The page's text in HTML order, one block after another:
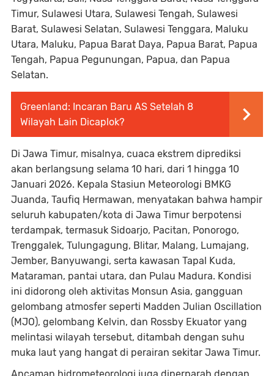
Timur, Sulawesi Utara, Sulawesi Tengah, Sulawesi
Barat, Sulawesi Selatan, Sulawesi Tenggara, Maluku
Utara, Maluku, Papua Barat Daya, Papua Barat, Papua
Tengah, Papua Pegunungan, Papua, dan Papua
Selatan.
Greenland: Incaran Baru AS Setelah 8
Wilayah Lain Dicaplok?
Di Jawa Timur, misalnya, cuaca ekstrem diprediksi
akan berlangsung selama 10 hari, dari 1 hingga 10
Januari 2026. Kepala Stasiun Meteorologi BMKG
Juanda, Taufiq Hermawan, menyatakan bahwa hampir
seluruh kabupaten/kota di Jawa Timur berpotensi
terdampak, termasuk Sidoarjo, Pacitan, Ponorogo,
Trenggalek, Tulungagung, Blitar, Malang, Lumajang,
Jember, Banyuwangi, serta kawasan Tapal Kuda,
Mataraman, pantai utara, dan Pulau Madura. Kondisi
ini didorong oleh aktivitas Monsun Asia, gangguan
gelombang atmosfer seperti Madden Julian Oscillation
(MJO), gelombang Kelvin, dan Rossby Ekuator yang
melintasi wilayah tersebut, ditambah dengan suhu
muka laut yang hangat di perairan sekitar Jawa Timur.
Ancaman hidrometeorologi juga diperparah dengan